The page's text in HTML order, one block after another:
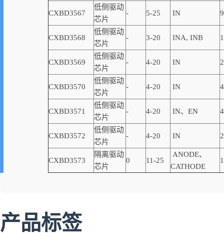
CXBD3567
低侧驱动
芯片
- 5-25 IN
CXBD3568
低侧驱动
芯片
- 3-20 INA, INB
CXBD3569
低侧驱动
芯片
- 4-20 IN
CXBD3570
低侧驱动
芯片
- 4-20 IN
CXBD3571
低侧驱动
芯片
- 4-20 IN、EN
CXBD3572
低侧驱动
芯片
- 4-20 IN
CXBD3573
隔离驱动
芯片
0 11-25
ANODE、
CATHODE
1
产品标签